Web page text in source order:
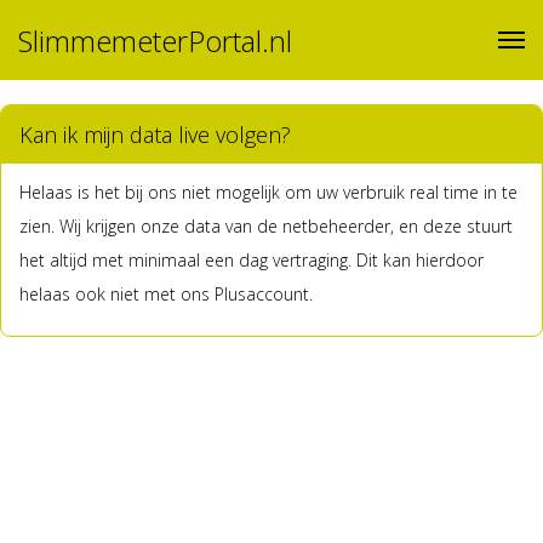
SlimmemeterPortal.nl
Kan ik mijn data live volgen?
Helaas is het bij ons niet mogelijk om uw verbruik real time in te
zien. Wij krijgen onze data van de netbeheerder, en deze stuurt
het altijd met minimaal een dag vertraging. Dit kan hierdoor
helaas ook niet met ons Plusaccount.